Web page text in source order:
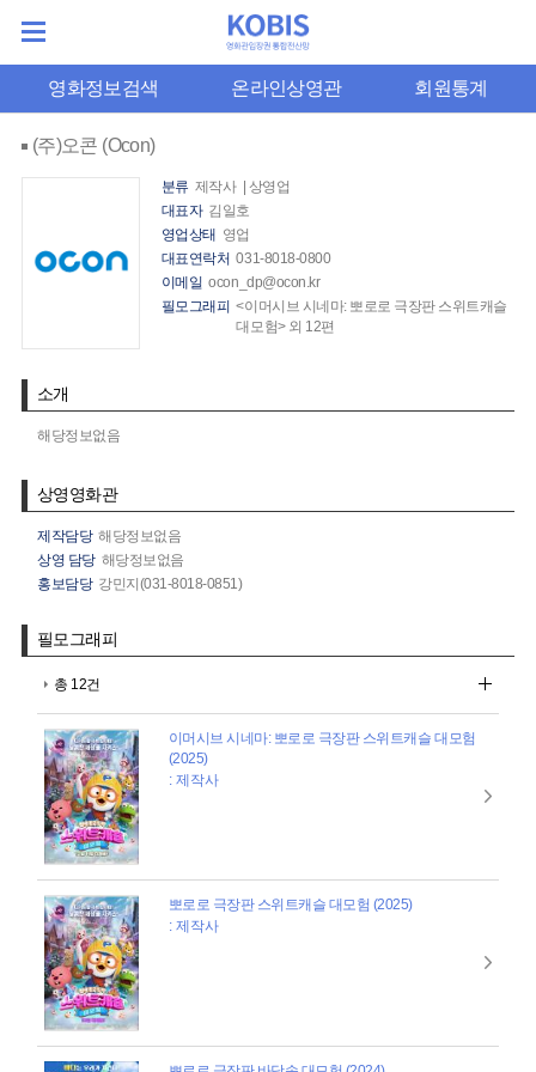
영화정보검색 온라인상영관 회원통계
(주)오콘 (Ocon)
분류 제작사 | 상영업
대표자 김일호
영업상태 영업
대표연락처 031-8018-0800
이메일 ocon_dp@ocon.kr
필모그래피 <이머시브 시네마: 뽀로로 극장판 스위트캐슬
대모험> 외 12편
소개
해당정보없음
상영영화관
제작담당 해당정보없음
상영 담당 해당정보없음
홍보담당 강민지(031-8018-0851)
필모그래피
총 12건
이머시브 시네마: 뽀로로 극장판 스위트캐슬 대모험
(2025)
: 제작사
뽀로로 극장판 스위트캐슬 대모험 (2025)
: 제작사